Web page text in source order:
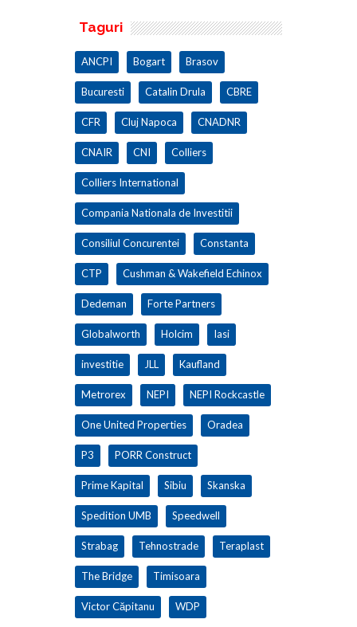
Taguri
ANCPI Bogart Brasov
Bucuresti Catalin Drula CBRE
CFR Cluj Napoca CNADNR
CNAIR CNI Colliers
Colliers International
Compania Nationala de Investitii
Consiliul Concurentei Constanta
CTP Cushman & Wakefield Echinox
Dedeman Forte Partners
Globalworth Holcim Iasi
investitie JLL Kaufland
Metrorex NEPI NEPI Rockcastle
One United Properties Oradea
P3 PORR Construct
Prime Kapital Sibiu Skanska
Spedition UMB Speedwell
Strabag Tehnostrade Teraplast
The Bridge Timisoara
Victor Căpitanu WDP